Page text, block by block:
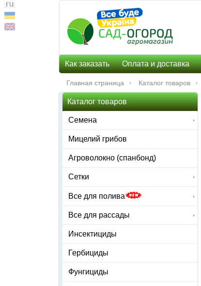
Как заказать Оплата и доставка
Главная страница Каталог товаров
Каталог товаров
Семена
Мицелий грибов
Агроволокно (спанбонд)
Сетки
Все для полива
Все для рассады
Инсектициды
Гербициды
Фунгициды